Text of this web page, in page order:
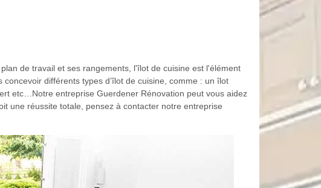
de travail et ses rangements, l'îlot de cuisine est l'élément
différents types d’îlot de cuisine, comme : un îlot
etc…Notre entreprise Guerdener Rénovation peut vous aidez
une réussite totale, pensez à contacter notre entreprise